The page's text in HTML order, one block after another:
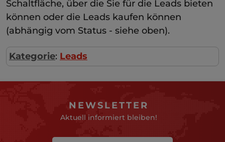
Schaltfläche, über die Sie für die Leads bieten
können oder die Leads kaufen können
(abhängig vom Status - siehe oben).
Kategorie: Leads
NEWSLETTER
Aktuell informiert bleiben!